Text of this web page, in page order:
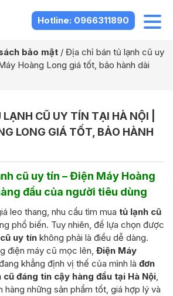
Hotline: 0966311890
bảo mật / Địa chỉ bán tủ lạnh cũ uy
Hoàng Long giá tốt, bảo hành dài
CŨ UY TÍN TẠI HÀ NỘI |
LONG GIÁ TỐT, BẢO HÀNH
cũ uy tín – Điện Máy Hoàng
đầu của người tiêu dùng
leo thang, nhu cầu tìm mua tủ lạnh cũ
phổ biến. Tuy nhiên, để lựa chọn được
uy tín không phải là điều dễ dàng.
điện máy cũ mọc lên, Điện Máy
khẳng định vị thế của mình là đơn
đáng tin cậy hàng đầu tại Hà Nội,
hàng những sản phẩm tốt, giá hợp lý và